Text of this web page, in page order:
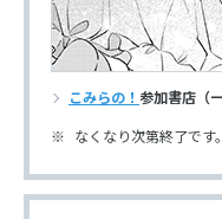
こみらの！ 参加書店（
なくなり次第終了です。